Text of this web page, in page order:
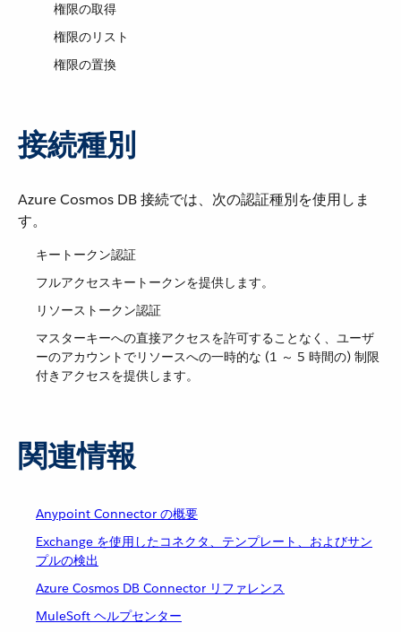
権限の取得
権限のリスト
権限の置換
接続種別
Azure Cosmos DB 接続では、次の認証種別を使用しま
す。
キートークン認証
フルアクセスキートークンを提供します。
リソーストークン認証
マスターキーへの直接アクセスを許可することなく、ユーザ
ーのアカウントでリソースへの一時的な (1 ～ 5 時間の) 制限
付きアクセスを提供します。
関連情報
Anypoint Connector の概要
Exchange を使用したコネクタ、テンプレート、およびサン
プルの検出
Azure Cosmos DB Connector リファレンス
MuleSoft ヘルプセンター